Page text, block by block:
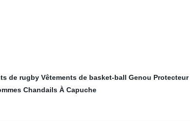
de rugby Vêtements de basket-ball Genou Protecteur
Chandails À Capuche